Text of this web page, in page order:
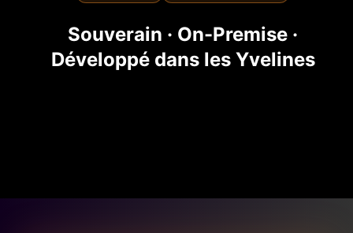
Souverain · On-Premise ·
Développé dans les Yvelines